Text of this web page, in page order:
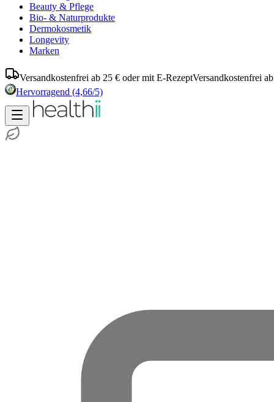
Beauty & Pflege
Bio- & Naturprodukte
Dermokosmetik
Longevity
Marken
Versandkostenfrei ab 25 € oder mit E-RezeptVersandkostenfrei
Hervorragend (4,66/5)